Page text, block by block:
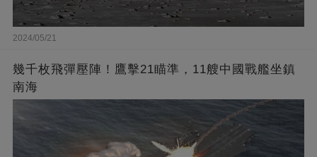
2024/05/21
幾千枚飛彈壓陣！鷹擊21瞄準，11艘中國戰艦坐鎮
南海